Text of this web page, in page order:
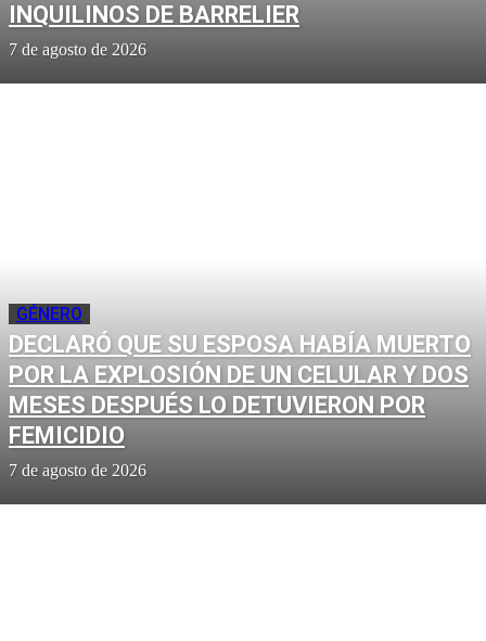
INQUILINOS DE BARRELIER
7 de agosto de 2026
GÉNERO
DECLARÓ QUE SU ESPOSA HABÍA MUERTO
POR LA EXPLOSIÓN DE UN CELULAR Y DOS
MESES DESPUÉS LO DETUVIERON POR
FEMICIDIO
7 de agosto de 2026